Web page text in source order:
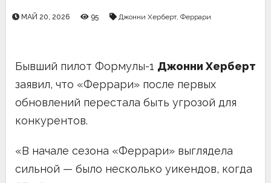
МАЙ 20, 2026 95 Джонни Херберт, Феррари
Бывший пилот Формулы-1 Джонни Херберт
заявил, что «Феррари» после первых
обновлений перестала быть угрозой для
конкурентов.
«В начале сезона «Феррари» выглядела
сильной — было несколько уикендов, когда